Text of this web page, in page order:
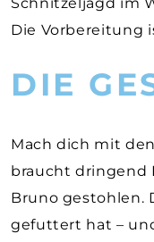
Die Vorbereitung
DIE
Mach dich mit
braucht dringend
Bruno gestohlen.
gefuttert hat –